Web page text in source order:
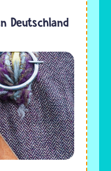
Deutschland